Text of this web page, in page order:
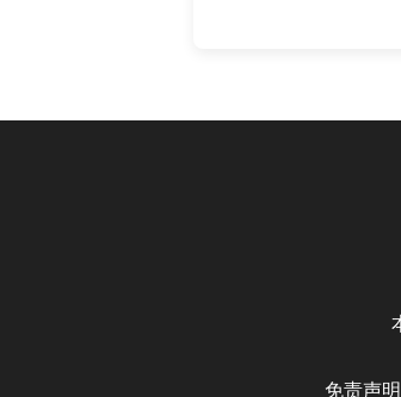
免责声